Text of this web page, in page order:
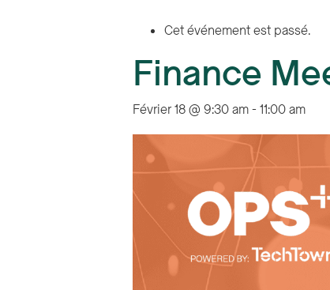
Cet événement est passé.
Finance
Février 18 @ 9:30 am- 11:00 am